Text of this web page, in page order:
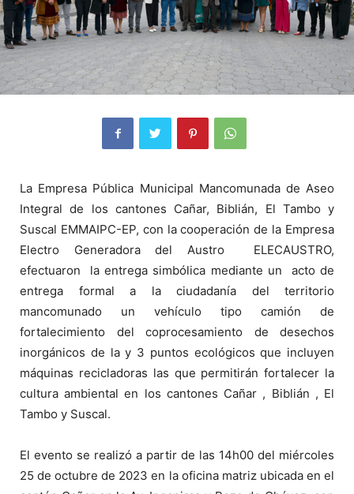
La Empresa Pública Municipal Mancomunada de Aseo
Integral de los cantones Cañar, Biblián, El Tambo y
Suscal EMMAIPC-EP, con la cooperación de la Empresa
Electro Generadora del Austro ELECAUSTRO,
efectuaron la entrega simbólica mediante un acto de
entrega formal a la ciudadanía del territorio
mancomunado un vehículo tipo camión de
fortalecimiento del coprocesamiento de desechos
inorgánicos de la y 3 puntos ecológicos que incluyen
máquinas recicladoras las que permitirán fortalecer la
cultura ambiental en los cantones Cañar , Biblián , El
Tambo y Suscal.
El evento se realizó a partir de las 14h00 del miércoles
25 de octubre de 2023 en la oficina matriz ubicada en el